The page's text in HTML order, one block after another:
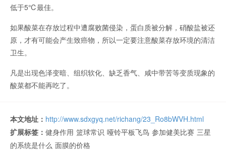
低于5℃最佳。
如果酸菜在存放过程中遭腐败菌侵染，蛋白质被分解，硝酸盐被还
原，才有可能会产生致癌物，所以一定要注意酸菜存放环境的清洁
卫生。
凡是出现色泽变暗、组织软化、缺乏香气、咸中带苦等变质现象的
酸菜都不能再吃了。
本文地址： http://www.sdxgyq.net/richang/23_Ro8bWVH.html
扩展标签： 健身作用 篮球常识 哑铃平板飞鸟 参加健美比赛 三星
的系统是什么 面膜的价格